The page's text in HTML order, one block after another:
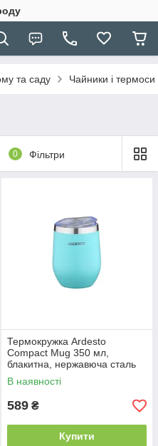
та саду Чайники і термоси
0 Фільтри
Термокружка Ardesto
Compact Mug 350 мл,
блакитна, нержавюча сталь
В наявності
589 ₴
Купити